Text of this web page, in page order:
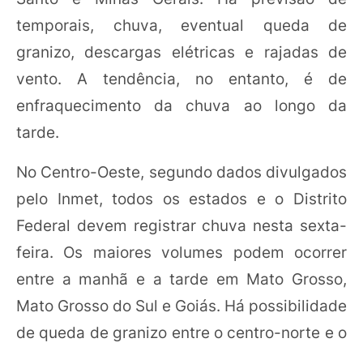
temporais, chuva, eventual queda de
granizo, descargas elétricas e rajadas de
vento. A tendência, no entanto, é de
enfraquecimento da chuva ao longo da
tarde.
No Centro-Oeste, segundo dados divulgados
pelo Inmet, todos os estados e o Distrito
Federal devem registrar chuva nesta sexta-
feira. Os maiores volumes podem ocorrer
entre a manhã e a tarde em Mato Grosso,
Mato Grosso do Sul e Goiás. Há possibilidade
de queda de granizo entre o centro-norte e o